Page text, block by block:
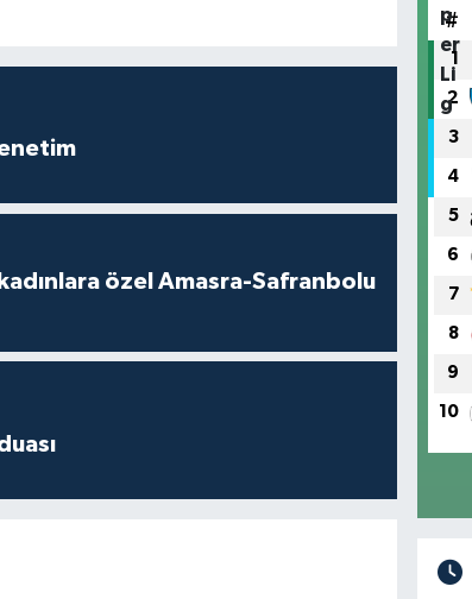
özel Amasra-Safranbolu
#
1
2
3
4
5
6
7
8
9
10